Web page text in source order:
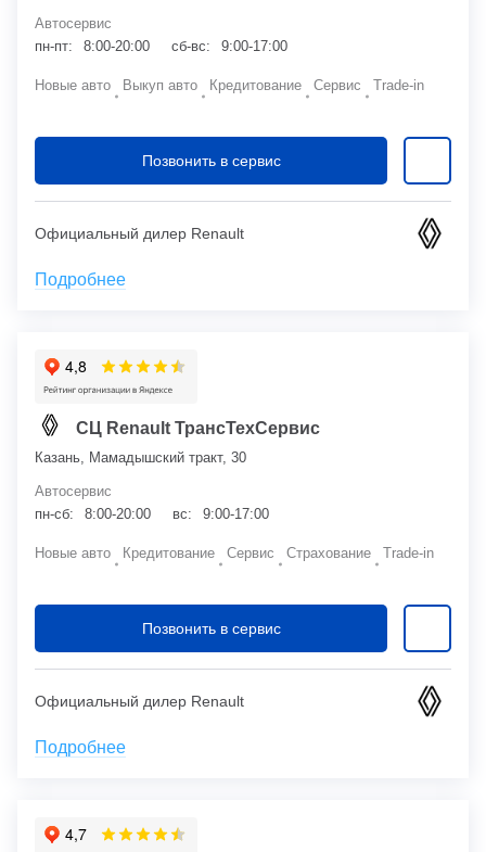
Автосервис
пн-пт:
8:00-20:00 сб-вс: 9:00-17:00
Новые авто Выкуп авто Кредитование Сервис Trade-in
Позвонить в сервис
Официальный дилер Renault
Подробнее
СЦ Renault ТрансТехСервис
Казань, Мамадышский тракт, 30
Автосервис
пн-сб:
8:00-20:00 вс: 9:00-17:00
Новые авто Кредитование Сервис Страхование Trade-in
Позвонить в сервис
Официальный дилер Renault
Подробнее